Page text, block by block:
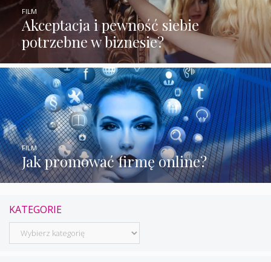
Akceptacja i pewność siebie
potrzebne w biznesie?
FILM
Jak promować firmę online?
FILM
KATEGORIE
Kategorie